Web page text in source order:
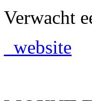
Verwacht
_website